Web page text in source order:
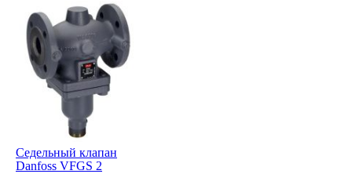
Седельный клапан
Danfoss VFGS 2